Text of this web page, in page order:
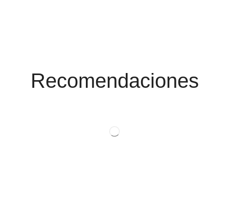
Promociones
Recomendaciones